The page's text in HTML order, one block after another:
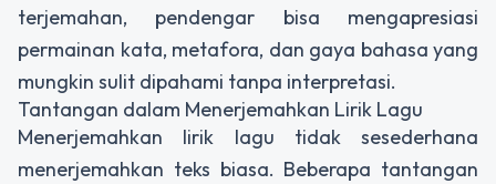
terjemahan, pendengar bisa mengapresiasi
permainan kata, metafora, dan gaya bahasa yang
mungkin sulit dipahami tanpa interpretasi.
Tantangan dalam Menerjemahkan Lirik Lagu
Menerjemahkan lirik lagu tidak sesederhana
menerjemahkan teks biasa. Beberapa tantangan